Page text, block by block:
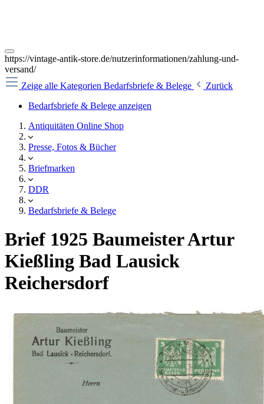
https://vintage-antik-store.de/nutzerinformationen/zahlung-und-
versand/
Zeige alle Kategorien Bedarfsbriefe & Belege
Zurück
Bedarfsbriefe & Belege anzeigen
Antiquitäten Online Shop
Presse, Fotos & Bücher
Briefmarken
DDR
Bedarfsbriefe & Belege
Brief 1925 Baumeister Artur
Kießling Bad Lausick
Reichersdorf